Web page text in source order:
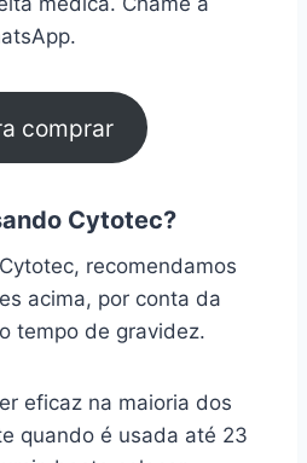
comprar
Cytotec?
recomendamos
acima, por conta da
tempo de gravidez.
eficaz na maioria dos
quando é usada até 23